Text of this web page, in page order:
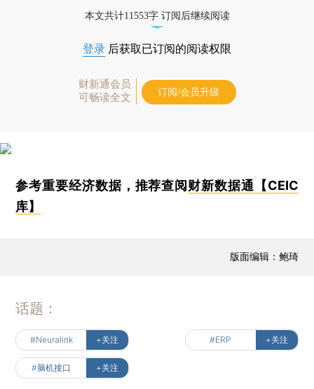
本文共计11553字 订阅后继续阅读
登录 后获取已订阅的阅读权限
财新通会员
可畅读全文
订阅/会员升级
参考重要经济数据，推荐查阅 财新数据通【CEIC
库】
版面编辑：鲍琦
话题：
#Neuralink +关注 #ERP +关注
#脑机接口 +关注